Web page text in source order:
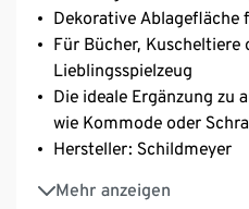
Dekorative Ablagefläche
Für Bücher, Kuscheltiere
Lieblingsspielzeug
Die ideale Ergänzung zu
wie Kommode oder
Hersteller: Schildmeyer
Mehr anzeigen
MADE IN GERMANY